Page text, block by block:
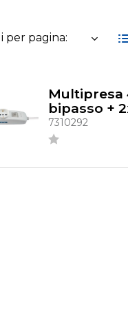
per pagina:
Multipresa
bipasso +
7310292